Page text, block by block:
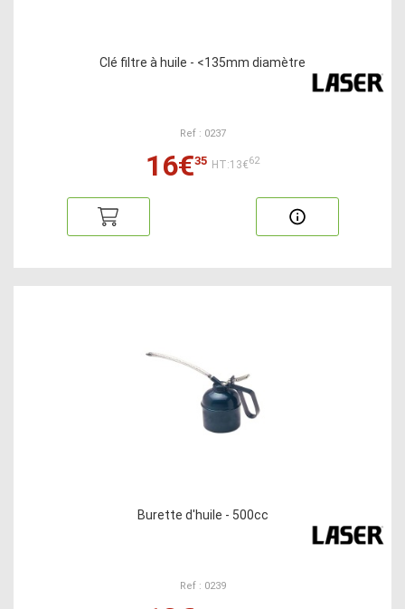
Clé filtre à huile - <135mm diamètre
Ref : 0237
16€35 HT:13€62
Burette d'huile - 500cc
Ref : 0239